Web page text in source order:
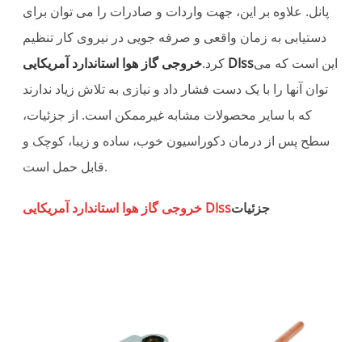
پانل. علاوه بر این، جهت واردات و صادرات را می توان برای
دستیابی به زمان واقعی و صرفه جویی در نیروی کار تنظیم
کرد. خروجی گاز هوا استاندارد آمریکایی DIssاین است که می
توان آنها را با یک دست فشار داد و نیازی به تلاش زیاد ندارند
که با سایر محصولات مشابه غیرممکن است. از جزئیات،
سطح پس از درمان دکوراسیون خوب، ساده و زیبا، کوچک و
قابل حمل است.
خروجی گاز هوا استاندارد آمریکایی DIssجزئیات